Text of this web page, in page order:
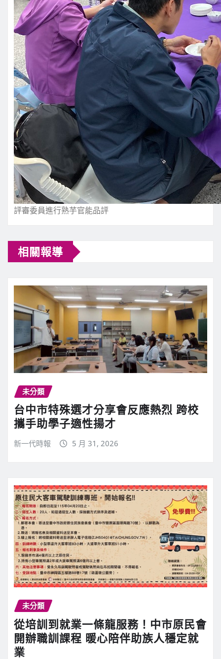
評審委員進行熟芋官能品評
相關報導
未分類
台中市特殊選才分享會反應熱烈 跨校
攜手助學子適性揚才
新一代時報 5 月 31, 2026
未分類
從培訓到就業一條龍服務！中市原民會
開辦職訓課程 暖心陪伴助族人穩定就
業